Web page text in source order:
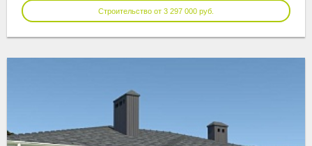
Строительство от 3 297 000 руб.